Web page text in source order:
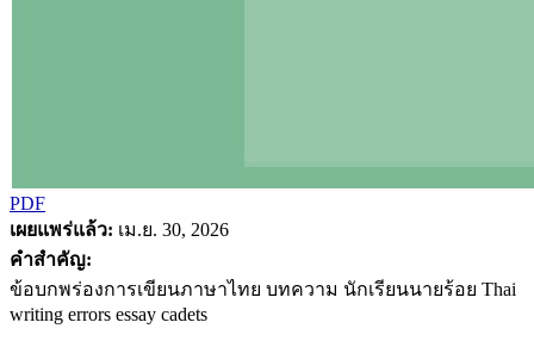
PDF
เผยแพร่แล้ว: เม.ย. 30, 2026
คำสำคัญ:
ข้อบกพร่องการเขียนภาษาไทย บทความ นักเรียนนายร้อย Thai
writing errors essay cadets